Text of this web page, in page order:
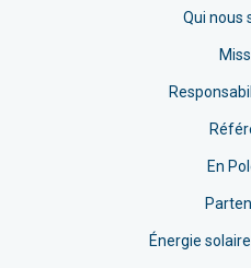
Qui nous
En
Énergie